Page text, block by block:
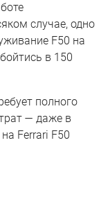
случае, одно
F50 на
в 150
полного
— даже в
Ferrari F50